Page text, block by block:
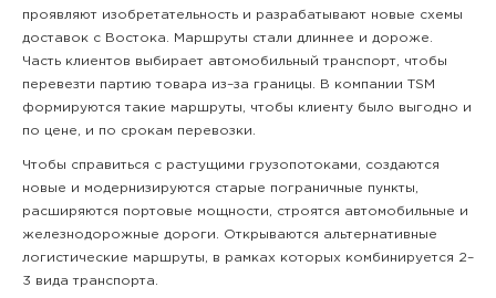
проявляют изобретательность и разрабатывают новые схемы
доставок с Востока. Маршруты стали длиннее и дороже.
Часть клиентов выбирает автомобильный транспорт, чтобы
перевезти партию товара из–за границы. В компании TSM
формируются такие маршруты, чтобы клиенту было выгодно и
по цене, и по срокам перевозки.
Чтобы справиться с растущими грузопотоками, создаются
новые и модернизируются старые пограничные пункты,
расширяются портовые мощности, строятся автомобильные и
железнодорожные дороги. Открываются альтернативные
логистические маршруты, в рамках которых комбинируется 2–
3 вида транспорта.